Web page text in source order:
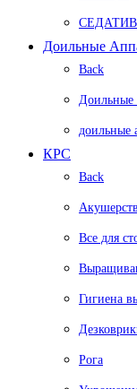
Доильные
Back
Доильные
доильные
КРС
Back
Все для
Гигиена
Рога